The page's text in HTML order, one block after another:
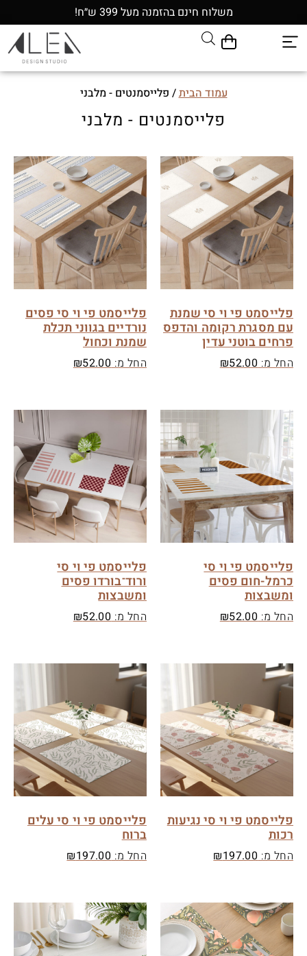
משלוח חינם בהזמנה מעל 399 ש״ח!
עמוד הבית/ פלייסמנטים - מלבני
פלייסמנטים - מלבני
פלייסמט פי וי סי שמנת
עם מסגרת רקומה והדפס
פרחים בוטני עדין
החל מ: ₪52.00
פלייסמט פי וי סי פסים
נורדיים בגווני תכלת
שמנת וכחול
החל מ: ₪52.00
פלייסמט פי וי סי
כרמל-חום פסים
ומשבצות
החל מ: ₪52.00
פלייסמט פי וי סי
ורוד־בורדו פסים
ומשבצות
החל מ: ₪52.00
פלייסמט פי וי סי נגיעות
רכות
החל מ: ₪197.00
פלייסמט פי וי סי עלים
ברוח
החל מ: ₪197.00